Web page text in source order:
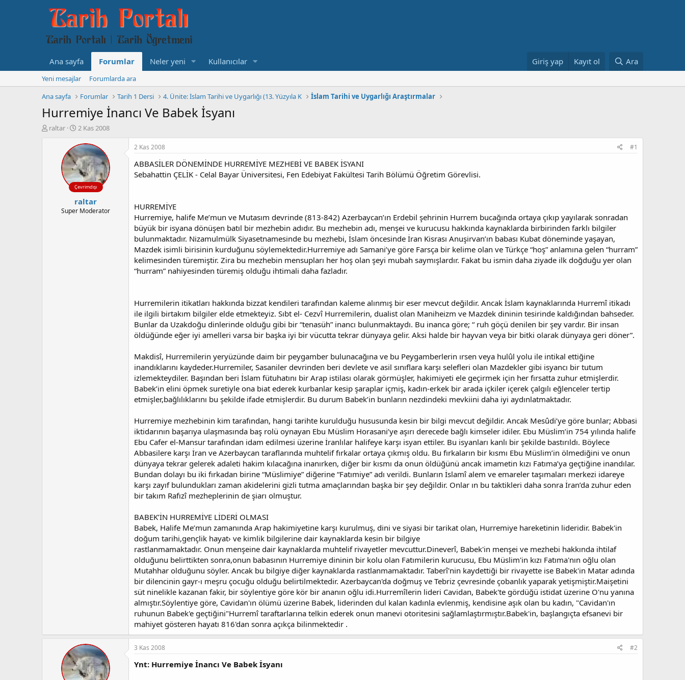
Ana sayfa Forumlar Neler yeni Kullanıcılar Giriş yap Kayıt ol Ara
Yeni mesajlar
Forumlarda ara
Ana sayfa
Forumlar Tarih 1 Dersi 4. Ünite: İslam Tarihi ve Uygarlığı (13. Yüzyıla K İslam Tarihi ve Uygarlığı Araştırmalar
Hurremiye İnancı Ve Babek İsyanı
K
raltar
B
ş
l
a
n
g
ı
ç
t
2 Kas 2008
Çevrimdışı
raltar
Super Moderator
2 Kas 2008 #1
ABBASİLER DÖNEMİNDE HURREMİYE MEZHEBİ VE BABEK İSYANI
Sebahattin ÇELİK - Celal Bayar Üniversitesi, Fen Edebiyat Fakültesi Tarih Bölümü Öğretim Görevlisi.
HURREMİYE
Hurremiye, halife Me’mun ve Mutasım devrinde (813-842) Azerbaycan’ın Erdebil şehrinin Hurrem bucağında ortaya çıkıp yayılarak sonradan
büyük bir isyana dönüşen batıl bir mezhebin adıdır. Bu mezhebin adı, menşei ve kurucusu hakkında kaynaklarda birbirinden farklı bilgiler
bulunmaktadır. Nizamulmülk Siyasetnamesinde bu mezhebi, İslam öncesinde İran Kisrası Anuşirvan’ın babası Kubat döneminde yaşayan,
Mazdek isimli birisinin kurduğunu söylemektedir.Hurremiye adı Samani’ye göre Farsça bir kelime olan ve Türkçe “hoş” anlamına gelen “hurram”
kelimesinden türemiştir. Zira bu mezhebin mensupları her hoş olan şeyi mubah saymışlardır. Fakat bu ismin daha ziyade ilk doğduğu yer olan
“hurram” nahiyesinden türemiş olduğu ihtimali daha fazladır.
Hurremilerin itikatları hakkında bizzat kendileri tarafından kaleme alınmış bir eser mevcut değildir. Ancak İslam kaynaklarında Hurremî itikadı
ile ilgili birtakım bilgiler elde etmekteyiz. Sıbt el- Cezvî Hurremilerin, dualist olan Maniheizm ve Mazdek dininin tesirinde kaldığından bahseder.
Bunlar da Uzakdoğu dinlerinde olduğu gibi bir “tenasüh” inancı bulunmaktaydı. Bu inanca göre; “ ruh göçü denilen bir şey vardır. Bir insan
öldüğünde eğer iyi amelleri varsa bir başka iyi bir vücutta tekrar dünyaya gelir. Aksi halde bir hayvan veya bir bitki olarak dünyaya geri döner”.
Makdisî, Hurremilerin yeryüzünde daim bir peygamber bulunacağına ve bu Peygamberlerin ırsen veya hulûl yolu ile intikal ettiğine
inandıklarını kaydeder.Hurremiler, Sasaniler devrinden beri devlete ve asil sınıflara karşı selefleri olan Mazdekler gibi isyancı bir tutum
izlemekteydiler. Başından beri İslam fütuhatını bir Arap istilası olarak görmüşler, hakimiyeti ele geçirmek için her fırsatta zuhur etmişlerdir.
Babek’in elini öpmek suretiyle ona biat ederek kurbanlar kesip şaraplar içmiş, kadın-erkek bir arada içkiler içerek çalgılı eğlenceler tertip
etmişler,bağlılıklarını bu şekilde ifade etmişlerdir. Bu durum Babek’in bunların nezdindeki mevkiini daha iyi aydınlatmaktadır.
Hurremiye mezhebinin kim tarafından, hangi tarihte kurulduğu hususunda kesin bir bilgi mevcut değildir. Ancak Mesûdi’ye göre bunlar; Abbasi
iktidarının başarıya ulaşmasında baş rolü oynayan Ebu Müslim Horasani’ye aşırı derecede bağlı kimseler idiler. Ebu Müslim’in 754 yılında halife
Ebu Cafer el-Mansur tarafından idam edilmesi üzerine İranlılar halifeye karşı isyan ettiler. Bu isyanları kanlı bir şekilde bastırıldı. Böylece
Abbasilere karşı İran ve Azerbaycan taraflarında muhtelif fırkalar ortaya çıkmış oldu. Bu fırkaların bir kısmı Ebu Müslim’in ölmediğini ve onun
dünyaya tekrar gelerek adaleti hakim kılacağına inanırken, diğer bir kısmı da onun öldüğünü ancak imametin kızı Fatıma’ya geçtiğine inandılar.
Bundan dolayı bu iki fırkadan birine “Müslimiye” diğerine “Fatımiye” adı verildi. Bunların İslamî alem ve emareler taşımaları merkezi idareye
karşı zayıf bulundukları zaman akidelerini gizli tutma amaçlarından başka bir şey değildir. Onlar ın bu taktikleri daha sonra İran’da zuhur eden
bir takım Rafızî mezheplerinin de şiarı olmuştur.
BABEK’İN HURREMİYE LİDERİ OLMASI
Babek, Halife Me’mun zamanında Arap hakimiyetine karşı kurulmuş, dini ve siyasi bir tarikat olan, Hurremiye hareketinin lideridir. Babek'in
doğum tarihi,gençlik hayat› ve kimlik bilgilerine dair kaynaklarda kesin bir bilgiye
rastlanmamaktadır. Onun menşeine dair kaynaklarda muhtelif rivayetler mevcuttur.Dineverî, Babek'in menşei ve mezhebi hakkında ihtilaf
olduğunu belirttikten sonra,onun babasının Hurremiye dininin bir kolu olan Fatımilerin kurucusu, Ebu Müslim'in kızı Fatıma'nın oğlu olan
Mutahhar olduğunu söyler. Ancak bu bilgiye diğer kaynaklarda rastlanmamaktadır. Taberî'nin kaydettiği bir rivayette ise Babek'in Matar adında
bir dilencinin gayr-ı meşru çocuğu olduğu belirtilmektedir. Azerbaycan'da doğmuş ve Tebriz çevresinde çobanlık yaparak yetişmiştir.Maişetini
süt ninelikle kazanan fakir, bir söylentiye göre kör bir ananın oğlu idi.Hurremîlerin lideri Cavidan, Babek'te gördüğü istidat üzerine O'nu yanına
almıştır.Söylentiye göre, Cavidan'ın ölümü üzerine Babek, liderinden dul kalan kadınla evlenmiş, kendisine aşık olan bu kadın, "Cavidan'ın
ruhunun Babek'e geçtiğini"Hurremî taraftarlarına telkin ederek onun manevi otoritesini sağlamlaştırmıştır.Babek'in, başlangıçta efsanevi bir
mahiyet gösteren hayatı 816'dan sonra açıkça bilinmektedir .
3 Kas 2008 #2
Ynt: Hurremiye İnancı Ve Babek İsyanı